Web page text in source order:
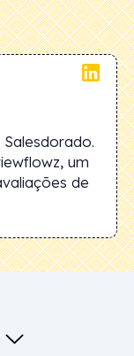
um
de